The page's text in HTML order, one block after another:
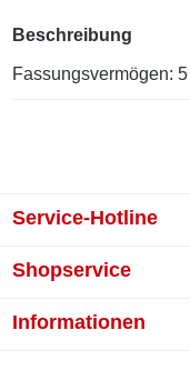
Beschreibung
Fassungsvermögen:
Service-Hotline
Shopservice
Informationen